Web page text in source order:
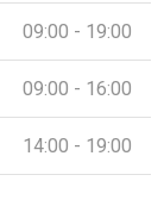
09:00 - 19:00
09:00 - 16:00
14:00 - 19:00